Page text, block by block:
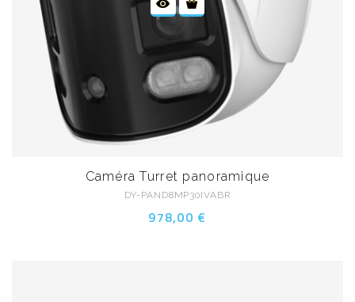
Caméra Turret panoramique
DY-PAND8MP30IVABR
978,00 €